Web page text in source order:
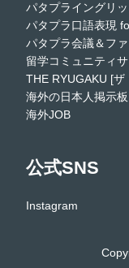
パタプライングリ
パタプラ口語表現
パタプラ会議＆フ
留学コミュニティ
THE RYUGAKU [ザ
海外の日本人掲示板
海外JOB
公式SNS
Instagram